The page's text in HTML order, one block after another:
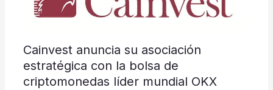
Cainvest anuncia su asociación
estratégica con la bolsa de
criptomonedas líder mundial OKX